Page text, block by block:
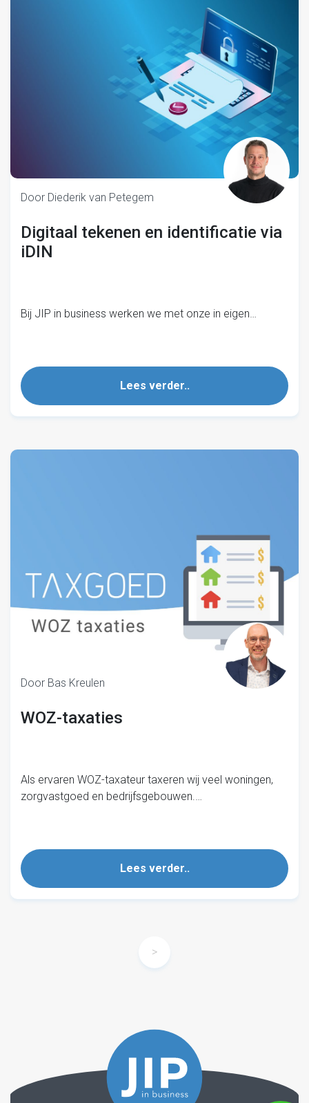
Door Diederik van Petegem
Digitaal tekenen en identificatie via
iDIN
Bij JIP in business werken we met onze in eigen…
Lees verder..
Door Bas Kreulen
WOZ-taxaties
Als ervaren WOZ-taxateur taxeren wij veel woningen,
zorgvastgoed en bedrijfsgebouwen.…
Lees verder..
>